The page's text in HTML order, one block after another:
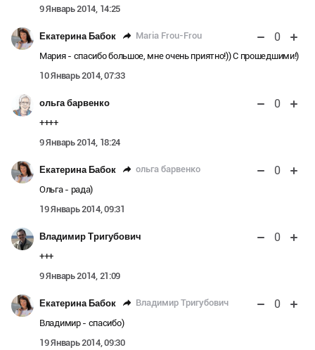
9 Январь 2014, 14:25
Екатерина Бабок Maria Frou-Frou 0
Мария - спасибо большое, мне очень приятно!)) С прошедшими!)
10 Январь 2014, 07:33
ольга барвенко 0
++++
9 Январь 2014, 18:24
Екатерина Бабок ольга барвенко 0
Ольга - рада)
19 Январь 2014, 09:31
Владимир Тригубович 0
+++
9 Январь 2014, 21:09
Екатерина Бабок Владимир Тригубович 0
Владимир - спасибо)
19 Январь 2014, 09:30